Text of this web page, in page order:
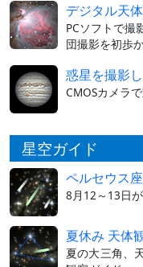
デジタル天
PCソフトで撮
団撮影を初歩
惑星を撮影
CMOSカメラ
星空ガイド
ペルセウス
8月12～13日
夏休み 天体
夏の大三角、